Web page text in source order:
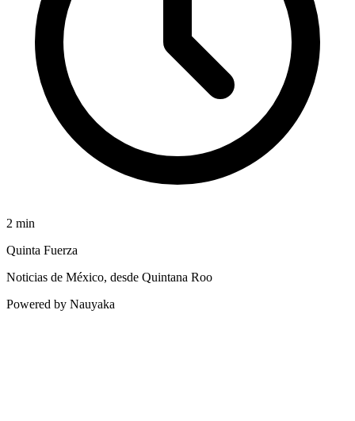
2 min
Quinta Fuerza
Noticias de México, desde Quintana Roo
Powered by Nauyaka